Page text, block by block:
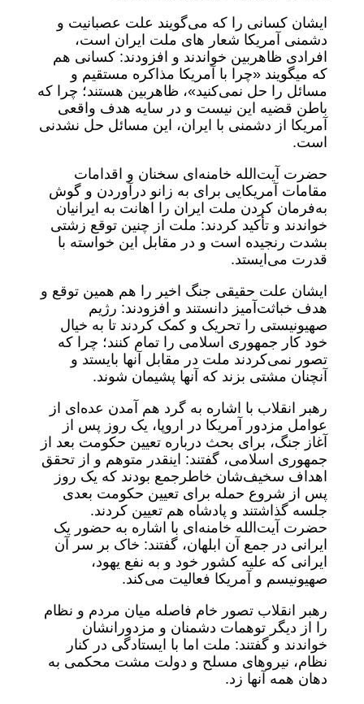
ایشان کسانی را که می‌گویند علت عصبانیت و
دشمنی آمریکا شعار های ملت ایران است،
افرادی ظاهربین خواندند و افزودند: کسانی هم
که میگویند «چرا با آمریکا مذاکره مستقیم و
مسائل را حل نمی‌کنید»، ظاهربین هستند؛ چرا که
باطن قضیه این نیست و در سایه هدف واقعی
آمریکا از دشمنی با ایران، این مسائل حل نشدنی
است.
حضرت آیت‌الله خامنه‌ای سخنان و اقدامات
مقامات آمریکایی برای به زانو درآوردن و گوش
به‌فرمان کردن ملت ایران را اهانت به ایرانیان
خواندند و تأکید کردند: ملت از چنین توقع زشتی
بشدت رنجیده است و در مقابل این خواسته با
قدرت می‌ایستد.
ایشان علت حقیقی جنگ اخیر را هم همین توقع و
هدف خباثت‌آمیز دانستند و افزودند: رژیم
صهیونیستی را تحریک و کمک کردند تا به خیال
خود کار جمهوری اسلامی را تمام کنند؛ چرا که
تصور نمی‌کردند ملت در مقابل آنها بایستد و
آنچنان مشتی بزند که آنها پشیمان شوند.
رهبر انقلاب با اشاره به گرد هم آمدن عده‌ای از
عوامل مزدور آمریکا در اروپا، یک روز پس از
آغاز جنگ، برای بحث درباره تعیین حکومت بعد از
جمهوری اسلامی، گفتند: اینقدر متوهم و از تحقق
اهداف سخیف‌شان خاطرجمع بودند که یک روز
پس از شروع حمله برای تعیین حکومت بعدی
جلسه گذاشتند و پادشاه هم تعیین کردند.
حضرت آیت‌الله خامنه‌ای با اشاره به حضور یک
ایرانی در جمع آن ابلهان، گفتند: خاک بر سر آن
ایرانی که علیه کشور خود و به نفع یهود،
صهیونیسم و آمریکا فعالیت می‌کند.
رهبر انقلاب تصور خام فاصله میان مردم و نظام
را از دیگر توهمات دشمنان و مزدورانشان
خواندند و گفتند: ملت اما با ایستادگی در کنار
نظام، نیروهای مسلح و دولت مشت محکمی به
دهان همه آنها زد.